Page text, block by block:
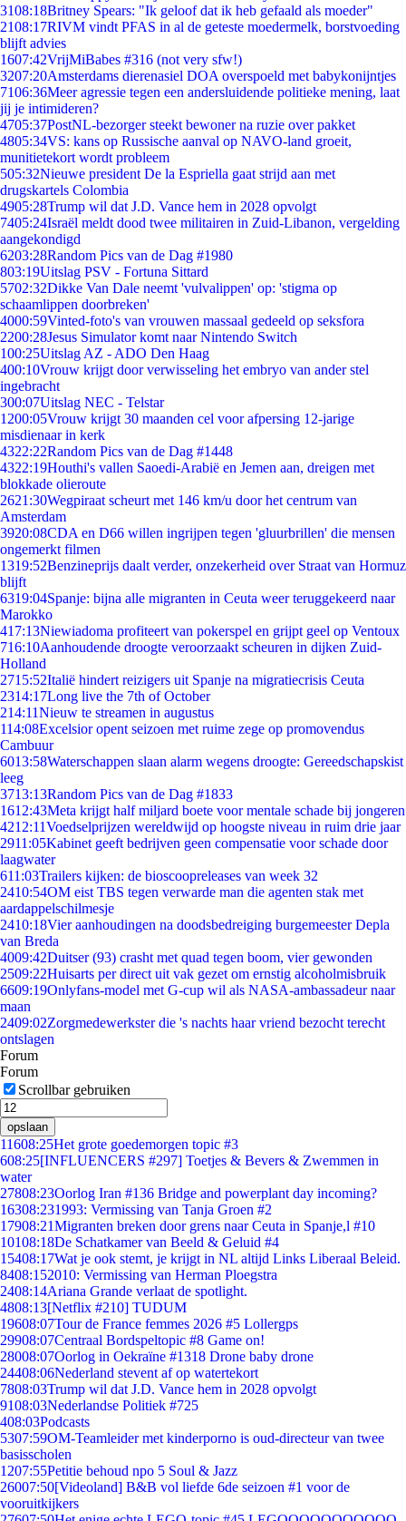
3108:18Britney Spears: "Ik geloof dat ik heb gefaald als moeder"
2108:17RIVM vindt PFAS in al de geteste moedermelk, borstvoeding
blijft advies
1607:42VrijMiBabes #316 (not very sfw!)
3207:20Amsterdams dierenasiel DOA overspoeld met babykonijntjes
7106:36Meer agressie tegen een andersluidende politieke mening, laat
jij je intimideren?
4705:37PostNL-bezorger steekt bewoner na ruzie over pakket
4805:34VS: kans op Russische aanval op NAVO-land groeit,
munitietekort wordt probleem
505:32Nieuwe president De la Espriella gaat strijd aan met
drugskartels Colombia
4905:28Trump wil dat J.D. Vance hem in 2028 opvolgt
7405:24Israël meldt dood twee militairen in Zuid-Libanon, vergelding
aangekondigd
6203:28Random Pics van de Dag #1980
803:19Uitslag PSV - Fortuna Sittard
5702:32Dikke Van Dale neemt 'vulvalippen' op: 'stigma op
schaamlippen doorbreken'
4000:59Vinted-foto's van vrouwen massaal gedeeld op seksfora
2200:28Jesus Simulator komt naar Nintendo Switch
100:25Uitslag AZ - ADO Den Haag
400:10Vrouw krijgt door verwisseling het embryo van ander stel
ingebracht
300:07Uitslag NEC - Telstar
1200:05Vrouw krijgt 30 maanden cel voor afpersing 12-jarige
misdienaar in kerk
4322:22Random Pics van de Dag #1448
4322:19Houthi's vallen Saoedi-Arabië en Jemen aan, dreigen met
blokkade olieroute
2621:30Wegpiraat scheurt met 146 km/u door het centrum van
Amsterdam
3920:08CDA en D66 willen ingrijpen tegen 'gluurbrillen' die mensen
ongemerkt filmen
1319:52Benzineprijs daalt verder, onzekerheid over Straat van Hormuz
blijft
6319:04Spanje: bijna alle migranten in Ceuta weer teruggekeerd naar
Marokko
417:13Niewiadoma profiteert van pokerspel en grijpt geel op Ventoux
716:10Aanhoudende droogte veroorzaakt scheuren in dijken Zuid-
Holland
2715:52Italië hindert reizigers uit Spanje na migratiecrisis Ceuta
2314:17Long live the 7th of October
214:11Nieuw te streamen in augustus
114:08Excelsior opent seizoen met ruime zege op promovendus
Cambuur
6013:58Waterschappen slaan alarm wegens droogte: Gereedschapskist
leeg
3713:13Random Pics van de Dag #1833
1612:43Meta krijgt half miljard boete voor mentale schade bij jongeren
4212:11Voedselprijzen wereldwijd op hoogste niveau in ruim drie jaar
2911:05Kabinet geeft bedrijven geen compensatie voor schade door
laagwater
611:03Trailers kijken: de bioscoopreleases van week 32
2410:54OM eist TBS tegen verwarde man die agenten stak met
aardappelschilmesje
2410:18Vier aanhoudingen na doodsbedreiging burgemeester Depla
van Breda
4009:42Duitser (93) crasht met quad tegen boom, vier gewonden
2509:22Huisarts per direct uit vak gezet om ernstig alcoholmisbruik
6609:19Onlyfans-model met G-cup wil als NASA-ambassadeur naar
maan
2409:02Zorgmedewerkster die 's nachts haar vriend bezocht terecht
ontslagen
Forum
Forum
Scrollbar gebruiken
opslaan
11608:25Het grote goedemorgen topic #3
608:25[INFLUENCERS #297] Toetjes & Bevers & Zwemmen in
water
27808:23Oorlog Iran #136 Bridge and powerplant day incoming?
16308:231993: Vermissing van Tanja Groen #2
17908:21Migranten breken door grens naar Ceuta in Spanje,l #10
10108:18De Schatkamer van Beeld & Geluid #4
15408:17Wat je ook stemt, je krijgt in NL altijd Links Liberaal Beleid.
8408:152010: Vermissing van Herman Ploegstra
2408:14Ariana Grande verlaat de spotlight.
4808:13[Netflix #210] TUDUM
19608:07Tour de France femmes 2026 #5 Lollergps
29908:07Centraal Bordspeltopic #8 Game on!
28008:07Oorlog in Oekraïne #1318 Drone baby drone
24408:06Nederland stevent af op watertekort
7808:03Trump wil dat J.D. Vance hem in 2028 opvolgt
9108:03Nederlandse Politiek #725
408:03Podcasts
5307:59OM-Teamleider met kinderporno is oud-directeur van twee
basisscholen
1207:55Petitie behoud npo 5 Soul & Jazz
26007:50[Videoland] B&B vol liefde 6de seizoen #1 voor de
vooruitkijkers